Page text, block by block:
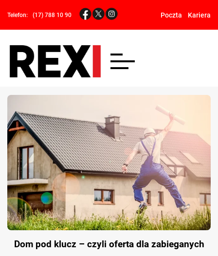
Telefon: (17) 788 10 90 Poczta Kariera
Dom pod klucz – czyli oferta dla zabieganych